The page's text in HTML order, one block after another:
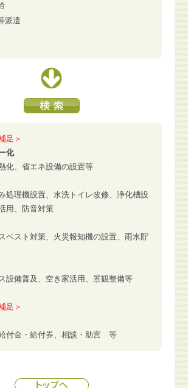
派遣
足＞
化
化、省エネ設備の設置等
処理機設置、水洗トイレ改修、浄化槽設
用、防音対策
ベスト対策、火災報知機の設置、雨水貯
設備普及、空き家活用、景観整備等
足＞
付金・給付券、相談・助言 等